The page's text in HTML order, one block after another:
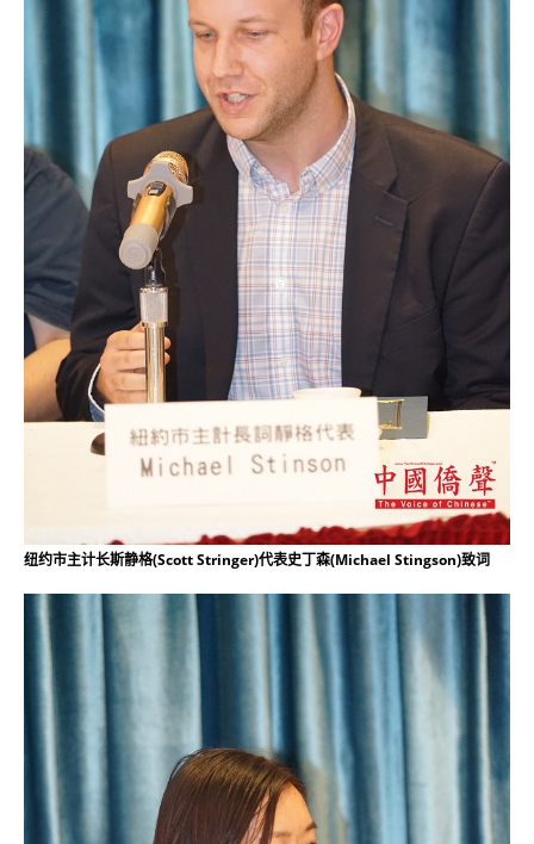
纽约市主计长斯静格(Scott Stringer)代表史丁森(Michael Stingson)致词